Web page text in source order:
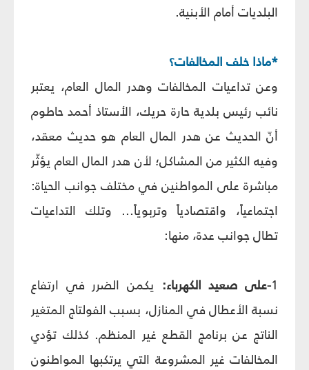
البلديات أمام الأبنية.
*ماذا خلف المخالفات؟
وعن تداعيات المخالفات وهدر المال العام، يعتبر
نائب رئيس بلدية حارة حريك، الأستاذ أحمد حاطوم
أنّ الحديث عن هدر المال العام هو حديث معقد،
وفيه الكثير من المشاكل؛ لأن هدر المال العام يؤثّر
مباشرة على المواطنين في مختلف جوانب الحياة:
اجتماعياً، واقتصادياً وتربوياً... وتلك التداعيات
تطال جوانب عدة، منها:
1-على صعيد الكهرباء: يكمن الضرر في ارتفاع
نسبة الأعطال في المنازل، بسبب الفولتاج المتغير
الناتج عن برنامج القطع غير المنظم. كذلك تؤدي
المخالفات غير المشروعة التي يرتكبها المواطنون